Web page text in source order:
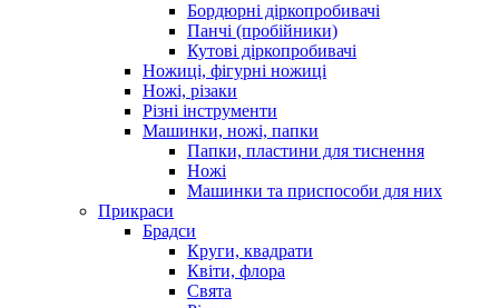
Бордюрні діркопробивачі
Панчі (пробійники)
Кутові діркопробивачі
Ножиці, фігурні ножиці
Ножі, різаки
Різні інструменти
Машинки, ножі, папки
Папки, пластини для тиснення
Ножі
Машинки та приспособи для них
Прикраси
Брадси
Круги, квадрати
Квіти, флора
Свята